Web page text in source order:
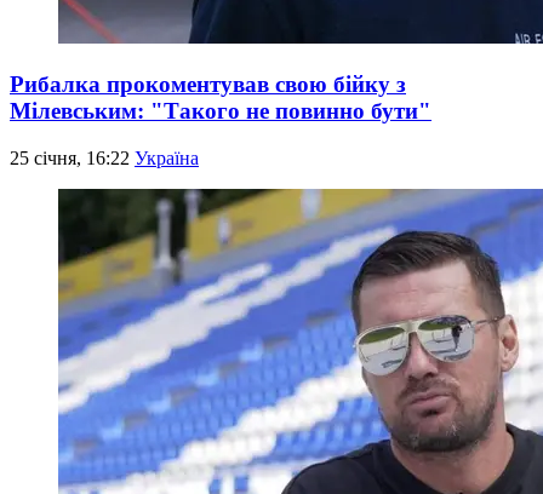
Рибалка прокоментував свою бійку з
Мілевським: "Такого не повинно бути"
25 січня, 16:22 Україна